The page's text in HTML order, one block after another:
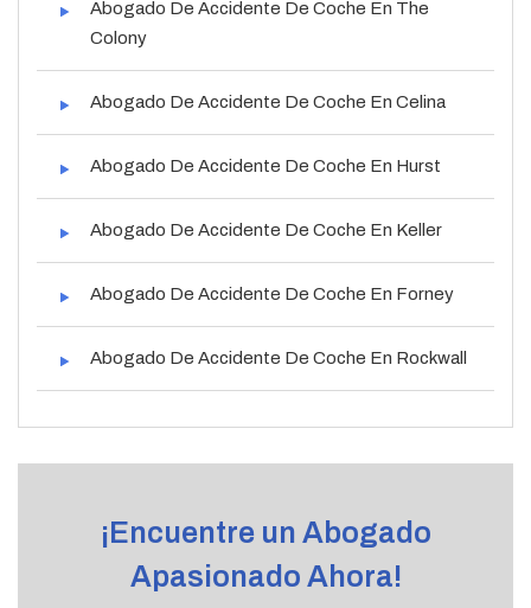
Abogado De Accidente De Coche En The
Colony
Abogado De Accidente De Coche En Celina
Abogado De Accidente De Coche En Hurst
Abogado De Accidente De Coche En Keller
Abogado De Accidente De Coche En Forney
Abogado De Accidente De Coche En Rockwall
¡Encuentre un Abogado
Apasionado Ahora!